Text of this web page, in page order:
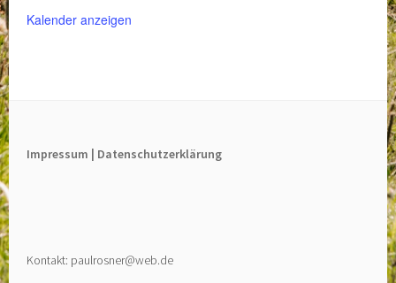
Kalender anzeigen
Impressum | Datenschutzerklärung
Kontakt: paulrosner@web.de